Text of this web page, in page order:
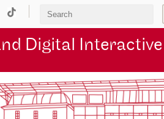
Digital